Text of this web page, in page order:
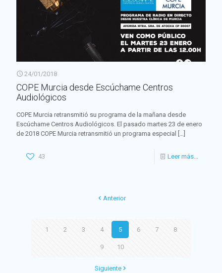
24/01/2018
COPE Murcia desde Escúchame Centros
Audiológicos
COPE Murcia retransmitió su programa de la mañana desde
Escúchame Centros Audiológicos. El pasado martes 23 de enero
de 2018 COPE Murcia retransmitió un programa especial
[…]
43 Leer más...
Anterior
1 2 3 4 5 6 7 8
9 10
Siguiente